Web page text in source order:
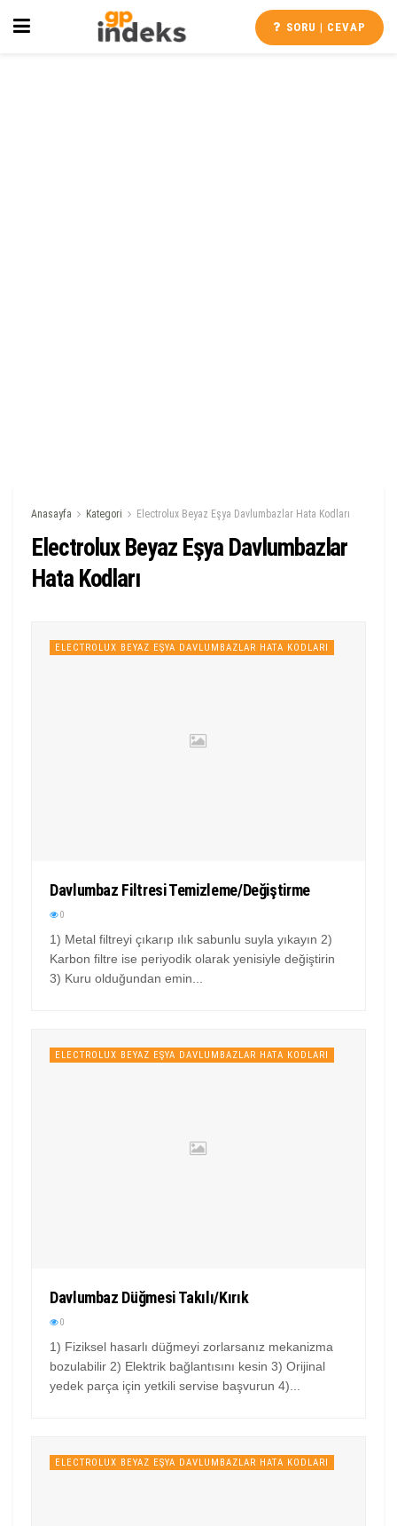
SORU | CEVAP
Anasayfa Kategori Electrolux Beyaz Eşya Davlumbazlar Hata Kodları
Electrolux Beyaz Eşya Davlumbazlar
Hata Kodları
ELECTROLUX BEYAZ EŞYA DAVLUMBAZLAR HATA KODLARI
Davlumbaz Filtresi Temizleme/Değiştirme
0
1) Metal filtreyi çıkarıp ılık sabunlu suyla yıkayın 2)
Karbon filtre ise periyodik olarak yenisiyle değiştirin
3) Kuru olduğundan emin...
ELECTROLUX BEYAZ EŞYA DAVLUMBAZLAR HATA KODLARI
Davlumbaz Düğmesi Takılı/Kırık
0
1) Fiziksel hasarlı düğmeyi zorlarsanız mekanizma
bozulabilir 2) Elektrik bağlantısını kesin 3) Orijinal
yedek parça için yetkili servise başvurun 4)...
ELECTROLUX BEYAZ EŞYA DAVLUMBAZLAR HATA KODLARI